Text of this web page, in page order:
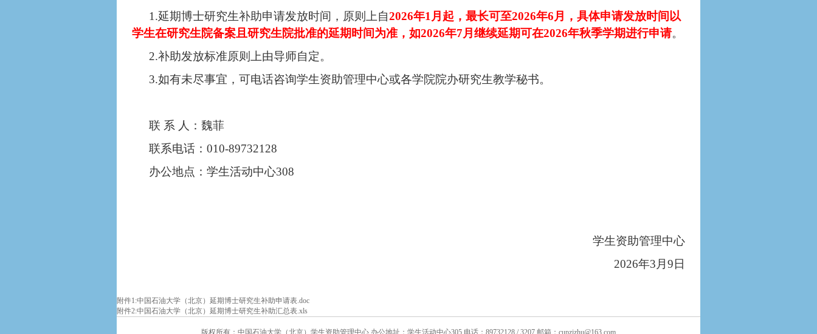
1.延期博士研究生补助申请发放时间，原则上自2026年1 月起，最长可至2026年6月 ，具体申请发放时间以
学生在研究生院备案且研究生院批准的延期时间为准 ， 如2026年7月继续延期可在2026年秋季学期进行申请。
2.补助发放标准原则上由导师自定。
3.如有未尽事宜，可电话咨询学生资助管理中心或各学院院办研究生教学秘书。
联 系 人： 魏菲
联系电话： 010-89732128
办公地点：学生活动中心308
学生资助管理中心
2026年3 月 9 日
附件1:中国石油大学（北京）延期博士研究生补助申请表.doc
附件2:中国石油大学（北京）延期博士研究生补助汇总表.xls
版权所有：中国石油大学（北京）学生资助管理中心 办公地址：学生活动中心305 电话：89732128 / 3207 邮箱： cupzizhu@163.com